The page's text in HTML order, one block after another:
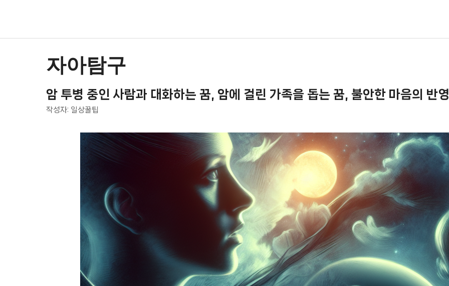
자아탐구
암 투병 중인 사람과 대화하는 꿈, 암에 걸린 가족을 돕는 꿈, 불안한 마음의 반영
작성자: 일상꿀팁